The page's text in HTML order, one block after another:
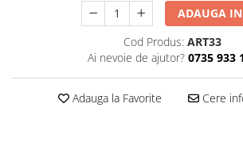
ADAUGA IN
Cod Produs: ART33
Ai nevoie de ajutor? 0735 933
Adauga la Favorite Cere